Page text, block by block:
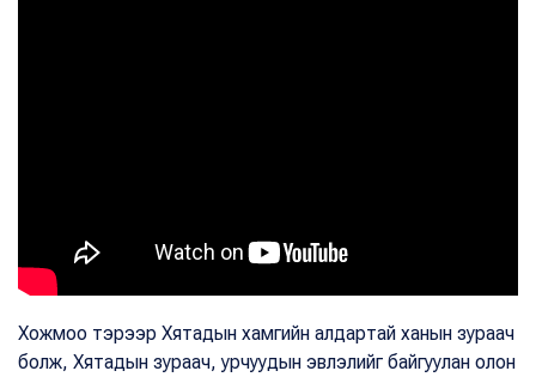
Хожмоо тэрээр Хятадын хамгийн алдартай ханын зураач
болж, Хятадын зураач, урчуудын эвлэлийг байгуулан олон